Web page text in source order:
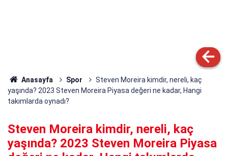
Anasayfa Spor
Steven Moreira kimdir, nereli, kaç
yaşında? 2023 Steven Moreira Piyasa değeri ne kadar, Hangi
takımlarda oynadı?
Steven Moreira kimdir, nereli, kaç
yaşında? 2023 Steven Moreira Piyasa